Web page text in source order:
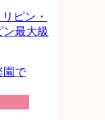
ピン・
最大級